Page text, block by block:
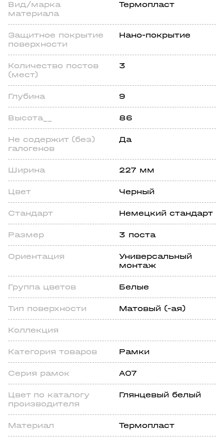
Вид/марка
материала
Термопласт
Защитное покрытие
поверхности
Нано-покрытие
Количество постов
(мест)
3
Глубина 9
Высота__ 86
Не содержит (без)
галогенов
Да
Ширина 227 мм
Цвет Черный
Стандарт Немецкий стандарт
Размер 3 поста
Ориентация
Универсальный
монтаж
Группа цветов Белые
Тип поверхности Матовый (-ая)
Коллекция
Категория товаров Рамки
Серия рамок A07
Цвeт по каталогу
производителя
Глянцевый белый
Материал Термопласт